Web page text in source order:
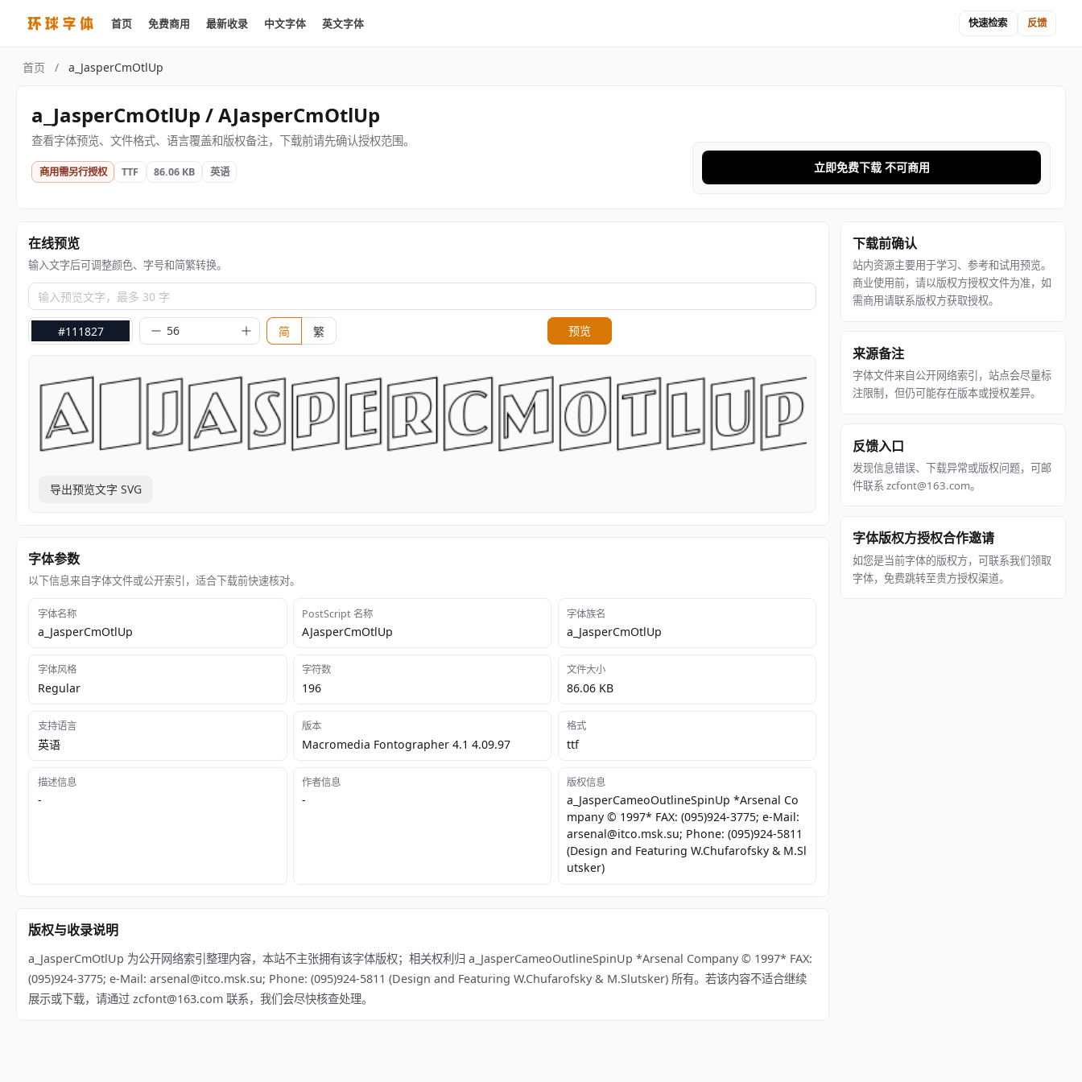
首页 免费商用 最新收录 中文字体 英文字体 快速检索 反馈
首页 / a_JasperCmOtlUp
a_JasperCmOtlUp / AJasperCmOtlUp
查看字体预览、文件格式、语言覆盖和版权备注，下载前请先确认授权范围。
商用需另行授权 TTF 86.06 KB 英语 立即免费下载 不可商用
在线预览
输入文字后可调整颜色、字号和简繁转换。
输入预览文字，最多 30 字
#111827 简 繁 预览
导出预览文字 SVG
字体参数
以下信息来自字体文件或公开索引，适合下载前快速核对。
字体名称
a_JasperCmOtlUp
PostScript 名称
AJasperCmOtlUp
字体族名
a_JasperCmOtlUp
字体风格
Regular
字符数
196
文件大小
86.06 KB
支持语言
英语
版本
Macromedia Fontographer 4.1 4.09.97
格式
ttf
描述信息
-
作者信息
-
版权信息
a_JasperCameoOutlineSpinUp *Arsenal Co
mpany © 1997* FAX: (095)924-3775; e-Mail:
arsenal@itco.msk.su; Phone: (095)924-5811
(Design and Featuring W.Chufarofsky & M.Sl
utsker)
版权与收录说明
a_JasperCmOtlUp 为公开网络索引整理内容，本站不主张拥有该字体版权；相关权利归 a_JasperCameoOutlineSpinUp *Arsenal Company © 1997* FAX:
(095)924-3775; e-Mail: arsenal@itco.msk.su; Phone: (095)924-5811 (Design and Featuring W.Chufarofsky & M.Slutsker) 所有。若该内容不适合继续
展示或下载，请通过 zcfont@163.com 联系，我们会尽快核查处理。
下载前确认
站内资源主要用于学习、参考和试用预览。
商业使用前，请以版权方授权文件为准，如
需商用请联系版权方获取授权。
来源备注
字体文件来自公开网络索引，站点会尽量标
注限制，但仍可能存在版本或授权差异。
反馈入口
发现信息错误、下载异常或版权问题，可邮
件联系 zcfont@163.com。
字体版权方授权合作邀请
如您是当前字体的版权方，可联系我们领取
字体，免费跳转至贵方授权渠道。